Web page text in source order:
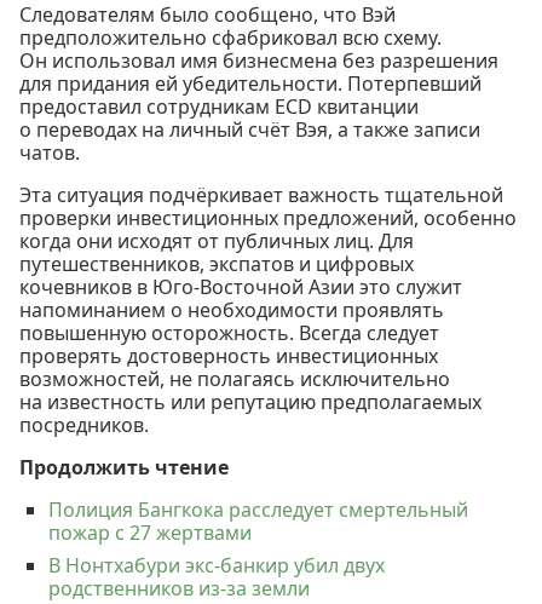
Следователям было сообщено, что Вэй
предположительно сфабриковал всю схему.
Он использовал имя бизнесмена без разрешения
для придания ей убедительности. Потерпевший
предоставил сотрудникам ECD квитанции
о переводах на личный счёт Вэя, а также записи
чатов.
Эта ситуация подчёркивает важность тщательной
проверки инвестиционных предложений, особенно
когда они исходят от публичных лиц. Для
путешественников, экспатов и цифровых
кочевников в Юго-Восточной Азии это служит
напоминанием о необходимости проявлять
повышенную осторожность. Всегда следует
проверять достоверность инвестиционных
возможностей, не полагаясь исключительно
на известность или репутацию предполагаемых
посредников.
Продолжить чтение
Полиция Бангкока расследует смертельный
пожар с 27 жертвами
В Нонтхабури экс-банкир убил двух
родственников из-за земли